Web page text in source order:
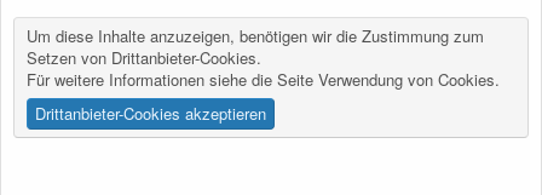
Um diese Inhalte anzuzeigen, benötigen wir die Zustimmung zum
Setzen von Drittanbieter-Cookies.
Für weitere Informationen siehe die Seite Verwendung von Cookies.
Drittanbieter-Cookies akzeptieren